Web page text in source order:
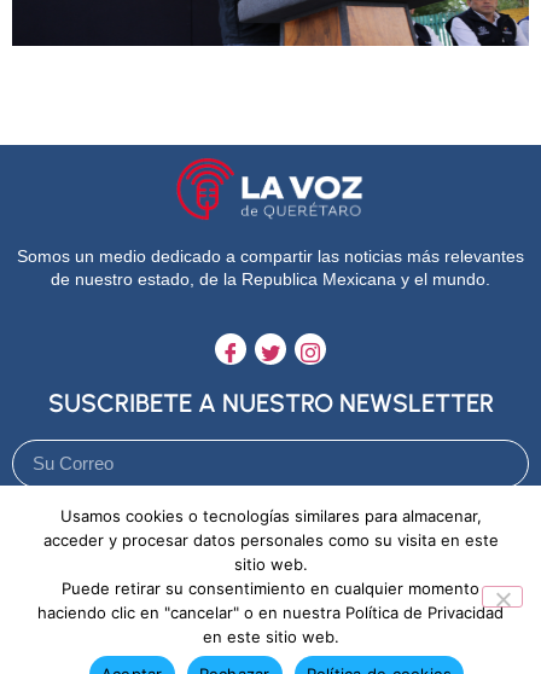
Somos un medio dedicado a compartir las noticias más relevantes
de nuestro estado, de la Republica Mexicana y el mundo.
SUSCRIBETE A NUESTRO NEWSLETTER
Enviar
Aviso de Privacidad Política de Cookies
Usamos cookies o tecnologías similares para almacenar,
acceder y procesar datos personales como su visita en este
sitio web.
Puede retirar su consentimiento en cualquier momento
haciendo clic en "cancelar" o en nuestra Política de Privacidad
en este sitio web.